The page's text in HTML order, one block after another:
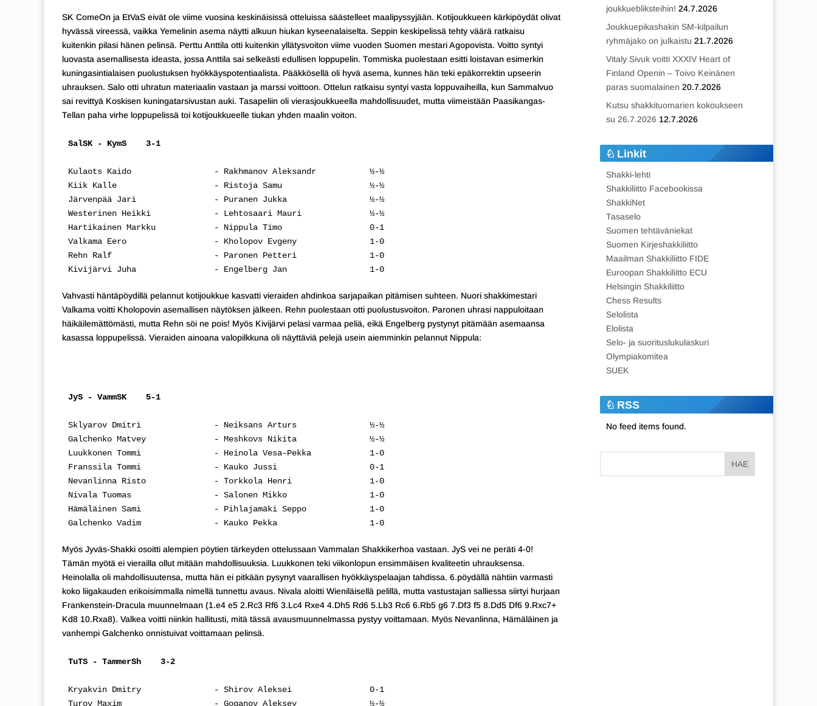
SK ComeOn ja EtVaS eivät ole viime vuosina keskinäisissä otteluissa säästelleet maalipyssyjään. Kotijoukkueen kärkipöydät olivat
hyvässä vireessä, vaikka Yemelinin asema näytti alkuun hiukan kyseenalaiselta. Seppin keskipelissä tehty väärä ratkaisu
kuitenkin pilasi hänen pelinsä. Perttu Anttila otti kuitenkin yllätysvoiton viime vuoden Suomen mestari Agopovista. Voitto syntyi
luovasta asemallisesta ideasta, jossa Anttila sai selkeästi edullisen loppupelin. Tommiska puolestaan esitti loistavan esimerkin
kuningasintialaisen puolustuksen hyökkäyspotentiaalista. Pääkkösellä oli hyvä asema, kunnes hän teki epäkorrektin upseerin
uhrauksen. Salo otti uhratun materiaalin vastaan ja marssi voittoon. Ottelun ratkaisu syntyi vasta loppuvaiheilla, kun Sammalvuo
sai revittyä Koskisen kuningatarsivustan auki. Tasapeliin oli vierasjoukkueella mahdollisuudet, mutta viimeistään Paasikangas-
Tellan paha virhe loppupelissä toi kotijoukkueelle tiukan yhden maalin voiton.
SalSK - KymS    3-1
Kulaots Kaido                 - Rakhmanov Aleksandr           ½-½
Kiik Kalle                    - Ristoja Samu                  ½-½
Järvenpää Jari                - Puranen Jukka                 ½-½
Westerinen Heikki             - Lehtosaari Mauri              ½-½
Hartikainen Markku            - Nippula Timo                  0-1
Valkama Eero                  - Kholopov Evgeny               1-0
Rehn Ralf                     - Paronen Petteri               1-0
Kivijärvi Juha                - Engelberg Jan                 1-0
Vahvasti häntäpöydillä pelannut kotijoukkue kasvatti vieraiden ahdinkoa sarjapaikan pitämisen suhteen. Nuori shakkimestari
Valkama voitti Kholopovin asemallisen näytöksen jälkeen. Rehn puolestaan otti puolustusvoiton. Paronen uhrasi nappuloitaan
häikäilemättömästi, mutta Rehn söi ne pois! Myös Kivijärvi pelasi varmaa peliä, eikä Engelberg pystynyt pitämään asemaansa
kasassa loppupelissä. Vieraiden ainoana valopilkkuna oli näyttäviä pelejä usein aiemminkin pelannut Nippula:
JyS - VammSK    5-1
Sklyarov Dmitri               - Neiksans Arturs               ½-½
Galchenko Matvey              - Meshkovs Nikita               ½-½
Luukkonen Tommi               - Heinola Vesa-Pekka            1-0
Franssila Tommi               - Kauko Jussi                   0-1
Nevanlinna Risto              - Torkkola Henri                1-0
Nivala Tuomas                 - Salonen Mikko                 1-0
Hämäläinen Sami               - Pihlajamäki Seppo             1-0
Galchenko Vadim               - Kauko Pekka                   1-0
Myös Jyväs-Shakki osoitti alempien pöytien tärkeyden ottelussaan Vammalan Shakkikerhoa vastaan. JyS vei ne peräti 4-0!
Tämän myötä ei vierailla ollut mitään mahdollisuuksia. Luukkonen teki viikonlopun ensimmäisen kvaliteetin uhrauksensa.
Heinolalla oli mahdollisuutensa, mutta hän ei pitkään pysynyt vaarallisen hyökkäyspelaajan tahdissa. 6.pöydällä nähtiin varmasti
koko liigakauden erikoisimmalla nimellä tunnettu avaus. Nivala aloitti Wieniläisellä pelillä, mutta vastustajan salliessa siirtyi hurjaan
Frankenstein-Dracula muunnelmaan (1.e4 e5 2.Rc3 Rf6 3.Lc4 Rxe4 4.Dh5 Rd6 5.Lb3 Rc6 6.Rb5 g6 7.Df3 f5 8.Dd5 Df6 9.Rxc7+
Kd8 10.Rxa8). Valkea voitti niinkin hallitusti, mitä tässä avausmuunnelmassa pystyy voittamaan. Myös Nevanlinna, Hämäläinen ja
vanhempi Galchenko onnistuivat voittamaan pelinsä.
TuTS - TammerSh    3-2
Kryakvin Dmitry               - Shirov Aleksei                0-1
Turov Maxim                   - Goganov Aleksey               ½-½
joukkuebliksteihin! 24.7.2026
Joukkuepikashakin SM-kilpailun
ryhmäjako on julkaistu 21.7.2026
Vitaly Sivuk voitti XXXIV Heart of
Finland Openin – Toivo Keinänen
paras suomalainen 20.7.2026
Kutsu shakkituomarien kokoukseen
su 26.7.2026 12.7.2026
Linkit
Shakki-lehti
Shakkiliitto Facebookissa
ShakkiNet
Tasaselo
Suomen tehtäväniekat
Suomen Kirjeshakkiliitto
Maailman Shakkiliitto FIDE
Euroopan Shakkiliitto ECU
Helsingin Shakkiliitto
Chess Results
Selolista
Elolista
Selo- ja suorituslukulaskuri
Olympiakomitea
SUEK
RSS
No feed items found.